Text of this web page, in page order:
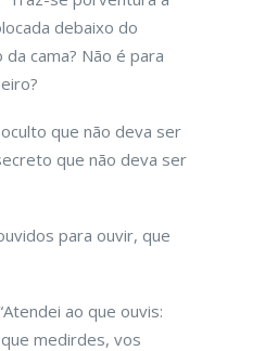
debaixo do
cama? Não é para
que não deva ser
que não deva ser
para ouvir, que
ao que ouvis:
medirdes, vos